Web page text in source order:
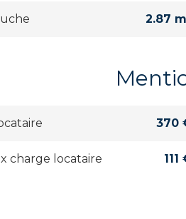
2.87
370
charge locataire 111